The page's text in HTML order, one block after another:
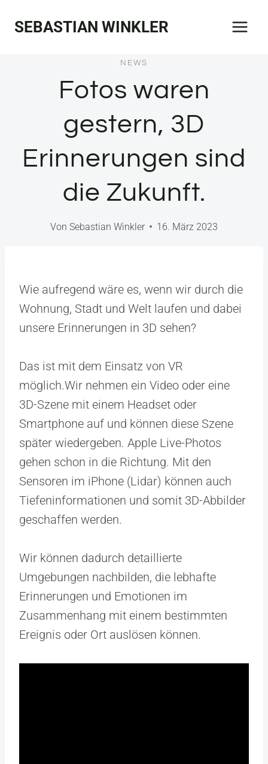
InhaltSEBASTIAN WINKLER
NEWS
Fotos waren
gestern, 3D
Erinnerungen sind
die Zukunft.
Von Sebastian Winkler 16. März 2023
Wie aufregend wäre es, wenn wir durch die
Wohnung, Stadt und Welt laufen und dabei
unsere Erinnerungen in 3D sehen?
Das ist mit dem Einsatz von VR
möglich.Wir nehmen ein Video oder eine
3D-Szene mit einem Headset oder
Smartphone auf und können diese Szene
später wiedergeben. Apple Live-Photos
gehen schon in die Richtung. Mit den
Sensoren im iPhone (Lidar) können auch
Tiefeninformationen und somit 3D-Abbilder
geschaffen werden.
Wir können dadurch detaillierte
Umgebungen nachbilden, die lebhafte
Erinnerungen und Emotionen im
Zusammenhang mit einem bestimmten
Ereignis oder Ort auslösen können.